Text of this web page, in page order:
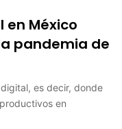
México
pandemia de
es decir, donde
en